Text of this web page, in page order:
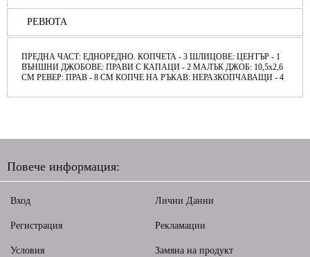
РЕВЮТА
ПРЕДНА ЧАСТ: ЕДНОРЕДНО. КОПЧЕТА - 3 ШЛИЦОВЕ: ЦЕНТЪР - 1
ВЪНШНИ ДЖОБОВЕ: ПРАВИ С КАПАЦИ - 2 МАЛЪК ДЖОБ: 10,5х2,6
СМ РЕВЕР: ПРАВ - 8 СМ КОПЧЕ НА РЪКАВ: НЕРАЗКОПЧАВАЩИ - 4
Повече информация:
Вход
Регистрация
Условия
Лични Данни
Рекламации
Замяна на продукт